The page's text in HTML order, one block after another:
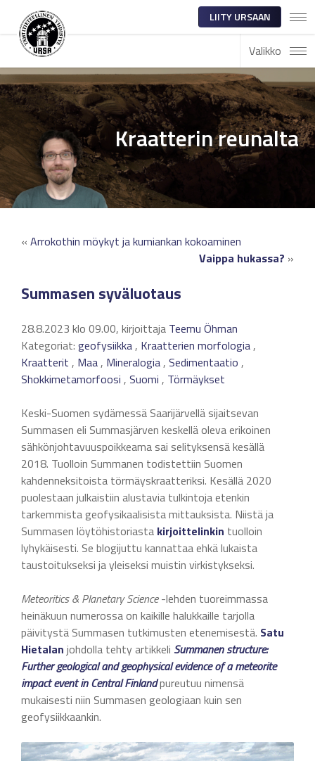
LIITY URSAAN
Valikko
Kraatterin reunalta
« Arrokothin möykyt ja kumiankan kokoaminen
Vaippa hukassa? »
Summasen syväluotaus
28.8.2023 klo 09.00, kirjoittaja Teemu Öhman
Kategoriat: geofysiikka, Kraatterien morfologia,
Kraatterit , Maa, Mineralogia, Sedimentaatio ,
Shokkimetamorfoosi , Suomi , Törmäykset
Keski-Suomen sydämessä Saarijärvellä sijaitsevan
Summasen eli Summasjärven keskellä oleva erikoinen
sähkönjohtavuuspoikkeama sai selityksensä kesällä
2018. Tuolloin Summanen todistettiin Suomen
kahdenneksitoista törmäyskraatteriksi. Kesällä 2020
puolestaan julkaistiin alustavia tulkintoja etenkin
tarkemmista geofysikaalisista mittauksista. Niistä ja
Summasen löytöhistoriasta kirjoittelinkin tuolloin
lyhykäisesti. Se blogijuttu kannattaa ehkä lukaista
taustoitukseksi ja yleiseksi muistin virkistykseksi.
Meteoritics & Planetary Science-lehden tuoreimmassa
heinäkuun numerossa on kaikille halukkaille tarjolla
päivitystä Summasen tutkimusten etenemisestä. Satu
Hietalan johdolla tehty artikkeli Summanen structure:
Further geological and geophysical evidence of a meteorite
impact event in Central Finlandpureutuu nimensä
mukaisesti niin Summasen geologiaan kuin sen
geofysiikkaankin.